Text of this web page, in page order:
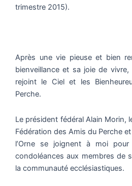
trimestre 2015).
Après une vie pieuse et bien
bienveillance et sa joie de
rejoint le Ciel et les
Perche.
Le président fédéral Alain Morin,
Fédération des Amis du Perche
l’Orne se joignent à moi
condoléances aux membres de
la communauté ecclésiastiques.